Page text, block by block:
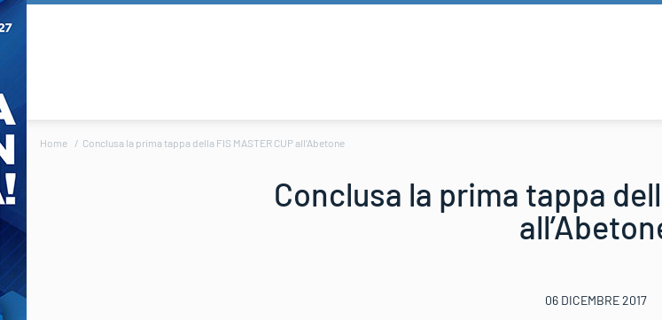
Home Conclusa la prima tappa della FIS MASTER CUP all’Abetone
Conclusa la prima tappa
06 DICEMBRE 2017